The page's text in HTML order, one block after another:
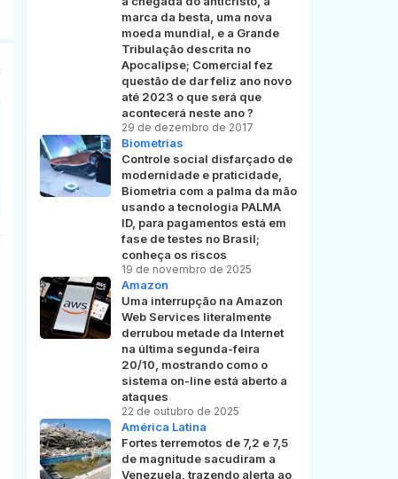
marca da besta, uma nova
moeda mundial, e a Grande
Tribulação descrita no
Apocalipse; Comercial fez
questão de dar feliz ano novo
até 2023 o que será que
acontecerá neste ano ?
29 de dezembro de 2017
Biometrias
Controle social disfarçado de
modernidade e praticidade,
Biometria com a palma da mão
usando a tecnologia PALMA
ID, para pagamentos está em
fase de testes no Brasil;
conheça os riscos
19 de novembro de 2025
Amazon
Uma interrupção na Amazon
Web Services literalmente
derrubou metade da Internet
na última segunda-feira
20/10, mostrando como o
sistema on-line está aberto a
ataques
22 de outubro de 2025
América Latina
Fortes terremotos de 7,2 e 7,5
de magnitude sacudiram a
Venezuela, trazendo alerta ao